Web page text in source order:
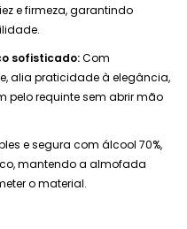
e firmeza, garantindo
sofisticado:Com
alia praticidade à elegância,
pelo requinte sem abrir mão
e segura com álcool 70%,
mantendo a almofada
o material.